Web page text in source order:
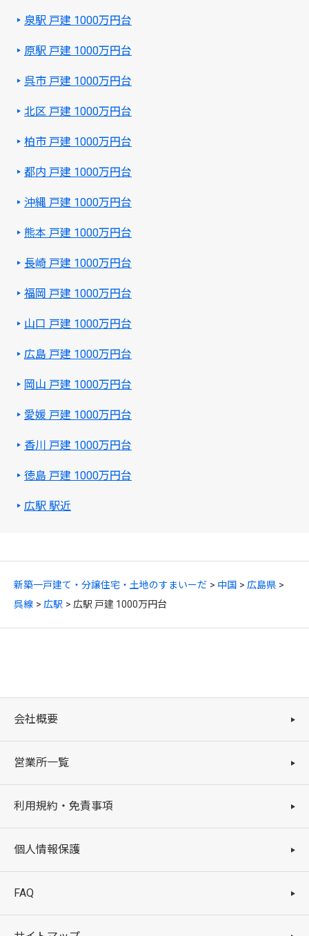
新築一戸建て・分譲住宅・土地のすまいーだ 中国
広島県
呉線
広駅 広駅 戸建 1000万円台
泉駅 戸建 1000万円台
原駅 戸建 1000万円台
呉市 戸建 1000万円台
北区 戸建 1000万円台
柏市 戸建 1000万円台
都内 戸建 1000万円台
沖縄 戸建 1000万円台
熊本 戸建 1000万円台
長崎 戸建 1000万円台
福岡 戸建 1000万円台
山口 戸建 1000万円台
広島 戸建 1000万円台
岡山 戸建 1000万円台
愛媛 戸建 1000万円台
香川 戸建 1000万円台
徳島 戸建 1000万円台
広駅 駅近
会社概要
営業所一覧
利用規約・免責事項
個人情報保護
FAQ